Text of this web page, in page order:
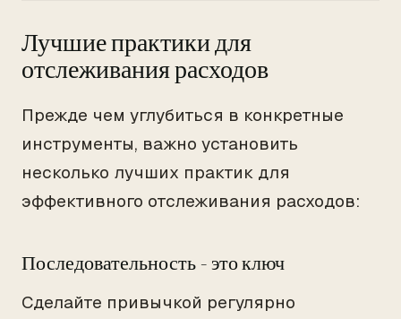
Лучшие практики для
отслеживания расходов
Прежде чем углубиться в конкретные
инструменты, важно установить
несколько лучших практик для
эффективного отслеживания расходов:
Последовательность - это ключ
Сделайте привычкой регулярно